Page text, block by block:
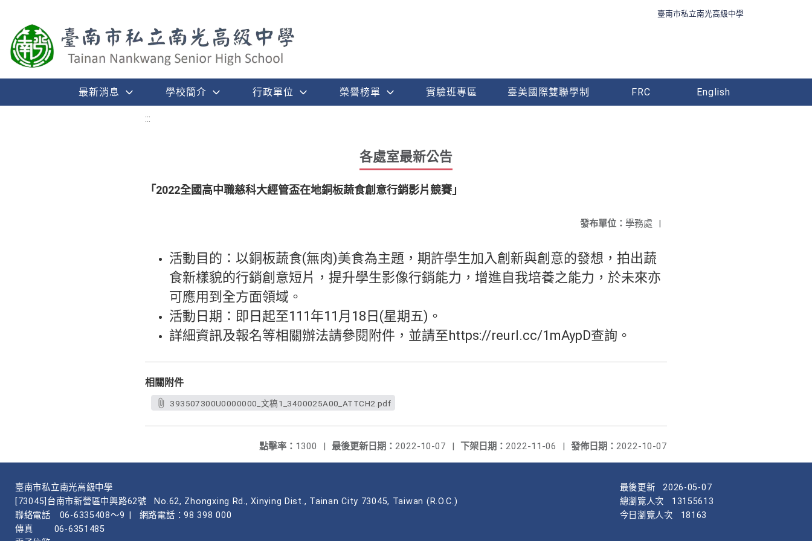
臺南市私立南光高級中學
最新消息 學校簡介 行政單位 榮譽榜單 實驗班專區 臺美國際雙聯學制 FRC English
:::
各處室最新公告
「2022全國高中職慈科大經管盃在地銅板蔬食創意行銷影片競賽」
發布單位： 學務處 |
活動目的：以銅板蔬食(無肉)美食為主題，期許學生加入創新與創意的發想，拍出蔬
食新樣貌的行銷創意短片，提升學生影像行銷能力，增進自我培養之能力，於未來亦
可應用到全方面領域。
活動日期：即日起至111年11月18日(星期五)。
詳細資訊及報名等相關辦法請參閱附件，並請至https://reurl.cc/1mAypD查詢。
相關附件
393507300U0000000_文稿1_3400025A00_ATTCH2.pdf
發佈日期： 2022-10-07
下架日期： 2022-11-06 |
最後更新日期： 2022-10-07 |
點擊率： 1300 |
臺南市私立南光高級中學
[73045]台南市新營區中興路62號
No.62, Zhongxing Rd., Xinying Dist., Tainan City 73045, Taiwan (R.O.C.)
聯絡電話
06-6335408～9
網路電話：98 398 000
傳真
06-6351485
最後更新
2026-05-07
總瀏覽人次
13155613
今日瀏覽人次
18163